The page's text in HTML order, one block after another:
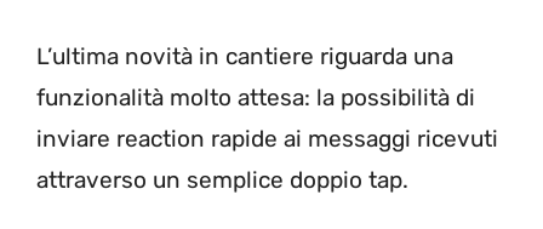
L’ultima novità in cantiere riguarda una
funzionalità molto attesa: la possibilità di
inviare reaction rapide ai messaggi ricevuti
attraverso un semplice doppio tap.